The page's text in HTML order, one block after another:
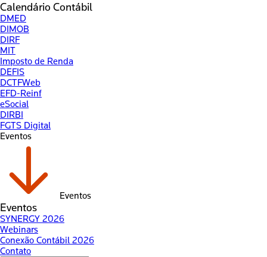
Calendário Contábil
DMED
DIMOB
DIRF
MIT
Imposto de Renda
DEFIS
DCTFWeb
EFD-Reinf
eSocial
DIRBI
FGTS Digital
Eventos
Eventos
Eventos
SYNERGY 2026
Webinars
Conexão Contábil 2026
Contato